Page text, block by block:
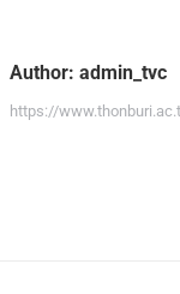
Author: admin_tvc
https://